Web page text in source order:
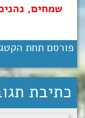
שמחים,
פורסם תחת
כתיבת